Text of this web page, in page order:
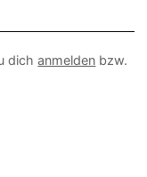
dichanmelden bzw.